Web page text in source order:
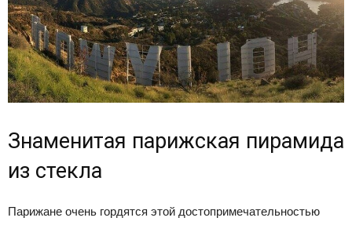
Знаменитая парижская пирамида
из стекла
Парижане очень гордятся этой достопримечательностью